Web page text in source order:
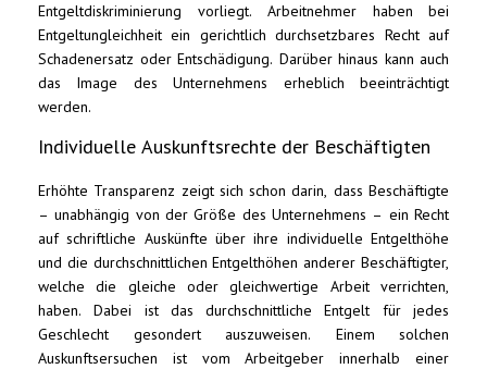
Entgeltdiskriminierung vorliegt. Arbeitnehmer haben bei
Entgeltungleichheit ein gerichtlich durchsetzbares Recht auf
Schadenersatz oder Entschädigung. Darüber hinaus kann auch
das Image des Unternehmens erheblich beeinträchtigt
werden.
Individuelle Auskunftsrechte der Beschäftigten
Erhöhte Transparenz zeigt sich schon darin, dass Beschäftigte
– unabhängig von der Größe des Unternehmens – ein Recht
auf schriftliche Auskünfte über ihre individuelle Entgelthöhe
und die durchschnittlichen Entgelthöhen anderer Beschäftigter,
welche die gleiche oder gleichwertige Arbeit verrichten,
haben. Dabei ist das durchschnittliche Entgelt für jedes
Geschlecht gesondert auszuweisen. Einem solchen
Auskunftsersuchen ist vom Arbeitgeber innerhalb einer